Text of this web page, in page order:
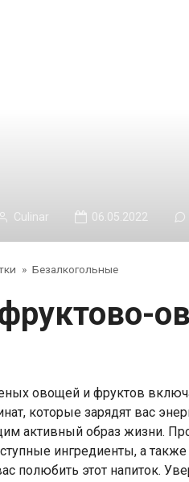
Сulinar 06.05.2022
» Безалкогольные
овощей и фруктов
которые зарядят вас
активный образ жизни.
ингредиенты, а
полюбить этот напиток.